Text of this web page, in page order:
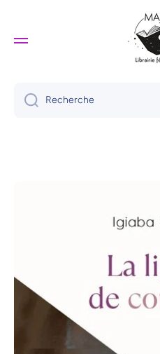
Ignorer et passer au contenu
Recherche